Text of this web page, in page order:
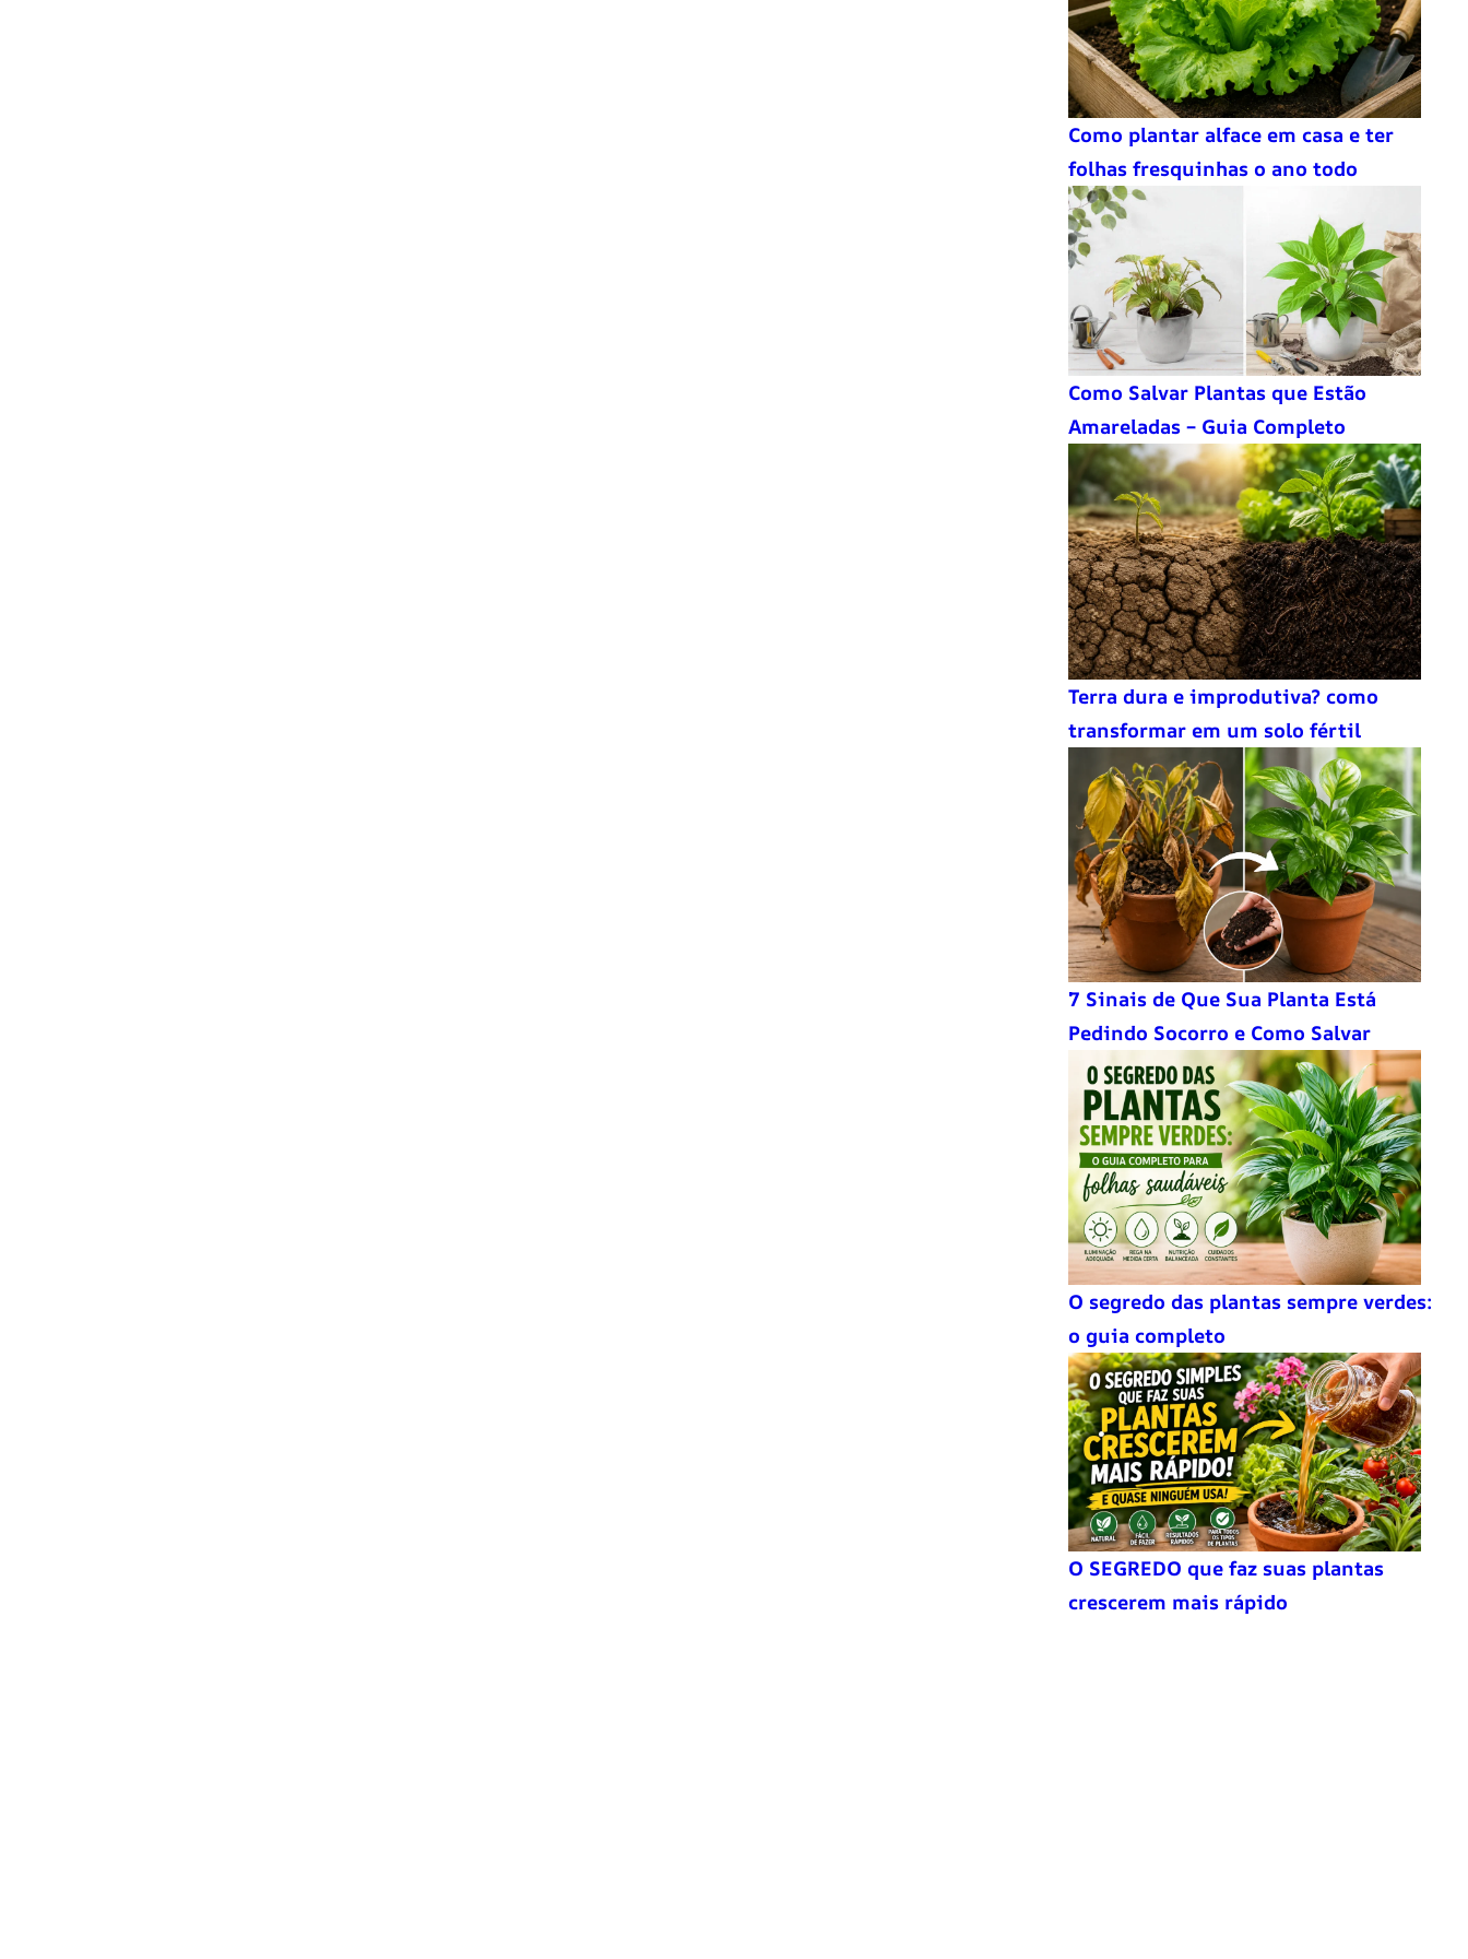
Como plantar alface em casa e ter
folhas fresquinhas o ano todo
Como Salvar Plantas que Estão
Amareladas – Guia Completo
Terra dura e improdutiva? como
transformar em um solo fértil
7 Sinais de Que Sua Planta Está
Pedindo Socorro e Como Salvar
O segredo das plantas sempre verdes:
o guia completo
O SEGREDO que faz suas plantas
crescerem mais rápido